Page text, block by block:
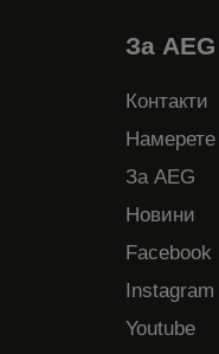
За AEG
Контакти
Намерете
За AEG
Новини
Facebook
Instagram
Youtube